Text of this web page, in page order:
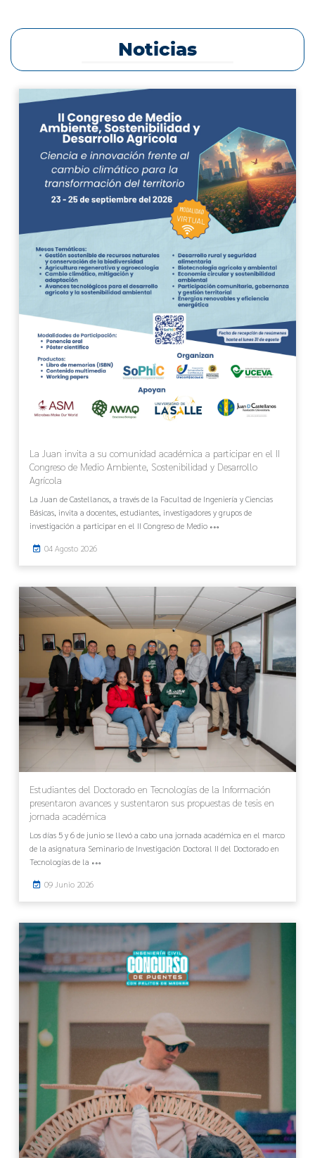
Noticias
La Juan invita a su comunidad académica a participar en el II
Congreso de Medio Ambiente, Sostenibilidad y Desarrollo
Agrícola
La Juan de Castellanos, a través de la Facultad de Ingeniería y Ciencias
Básicas, invita a docentes, estudiantes, investigadores y grupos de
investigación a participar en el II Congreso de Medio
04 Agosto 2026
Estudiantes del Doctorado en Tecnologías de la Información
presentaron avances y sustentaron sus propuestas de tesis en
jornada académica
Los días 5 y 6 de junio se llevó a cabo una jornada académica en el marco
de la asignatura Seminario de Investigación Doctoral II del Doctorado en
Tecnologías de la
09 Junio 2026